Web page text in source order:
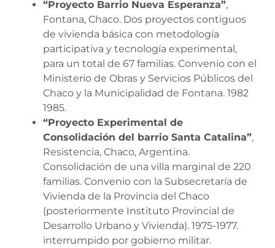
“Proyecto Barrio Nueva Esperanza”,
Fontana, Chaco. Dos proyectos contiguos
de vivienda básica con metodología
participativa y tecnología experimental,
para un total de 67 familias. Convenio con el
Ministerio de Obras y Servicios Públicos del
Chaco y la Municipalidad de Fontana. 1982
1985.
“Proyecto Experimental de
Consolidación del barrio Santa Catalina”,
Resistencia, Chaco, Argentina.
Consolidación de una villa marginal de 220
familias. Convenio con la Subsecretaría de
Vivienda de la Provincia del Chaco
(posteriormente Instituto Provincial de
Desarrollo Urbano y Vivienda). 1975-1977.
interrumpido por gobierno militar.